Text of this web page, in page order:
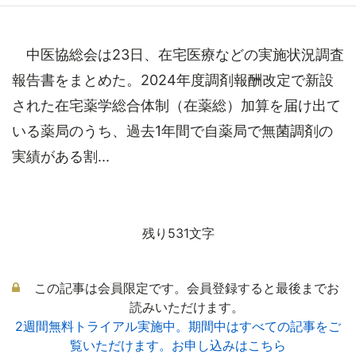
中医協総会は23日、在宅医療などの実施状況調査
報告書をまとめた。2024年度調剤報酬改定で新設
された在宅薬学総合体制（在薬総）加算を届け出て
いる薬局のうち、過去1年間で自薬局で無菌調剤の
実績がある割...
残り531文字
この記事は会員限定です。会員登録すると最後までお
読みいただけます。
2週間無料トライアル実施中。期間中はすべての記事をご
覧いただけます。お申し込みはこちら